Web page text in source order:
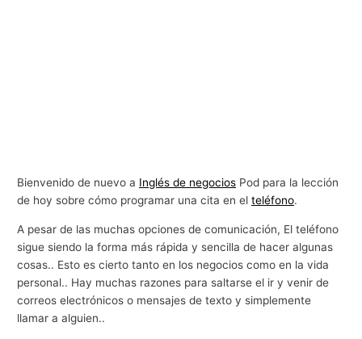
Bienvenido de nuevo a Inglés de negocios Pod para la lección
de hoy sobre cómo programar una cita en elteléfono.
A pesar de las muchas opciones de comunicación, El teléfono
sigue siendo la forma más rápida y sencilla de hacer algunas
cosas.. Esto es cierto tanto en los negocios como en la vida
personal.. Hay muchas razones para saltarse el ir y venir de
correos electrónicos o mensajes de texto y simplemente
llamar a alguien..